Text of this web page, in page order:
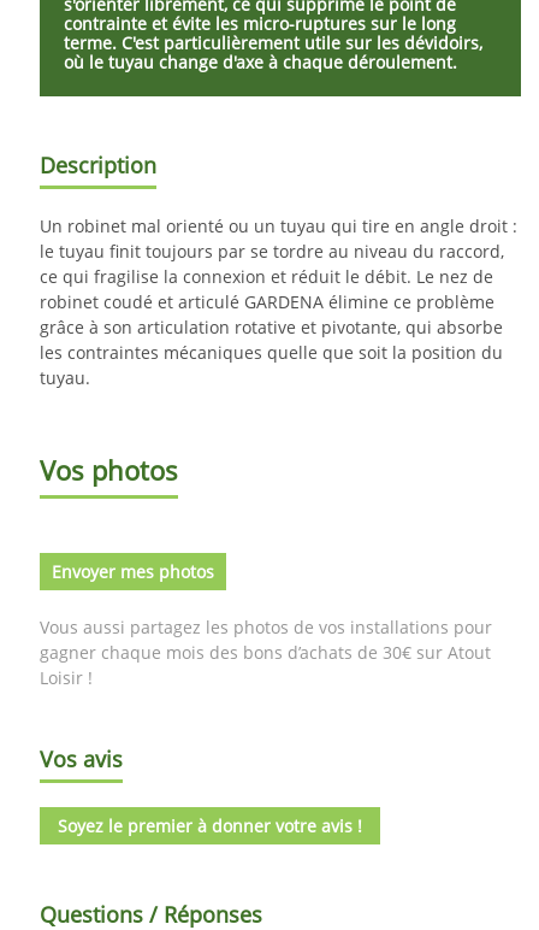
contrainte et évite les micro-ruptures sur le long
terme. C'est particulièrement utile sur les dévidoirs,
où le tuyau change d'axe à chaque déroulement.
Description
Un robinet mal orienté ou un tuyau qui tire en angle droit :
le tuyau finit toujours par se tordre au niveau du raccord,
ce qui fragilise la connexion et réduit le débit. Le nez de
robinet coudé et articulé GARDENA élimine ce problème
grâce à son articulation rotative et pivotante, qui absorbe
les contraintes mécaniques quelle que soit la position du
tuyau.
Vos photos
Envoyer mes photos
Vous aussi partagez les photos de vos installations pour
gagner chaque mois des bons d’achats de 30€ sur Atout
Loisir !
Vos avis
Soyez le premier à donner votre avis !
Questions / Réponses